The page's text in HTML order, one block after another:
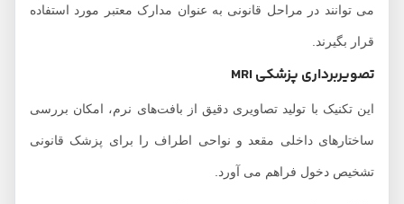
می توانند در مراحل قانونی به عنوان مدارک معتبر مورد استفاده
قرار بگیرند.
تصویربرداری پزشکی MRI
این تکنیک با تولید تصاویری دقیق از بافت‌های نرم، امکان بررسی
ساختارهای داخلی مقعد و نواحی اطراف را برای پزشک قانونی
تشخیص دخول فراهم می آورد.